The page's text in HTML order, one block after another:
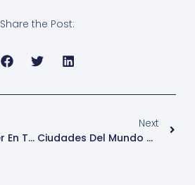
Share the Post:
Que Debes Hacer En Tokio, La Ciudad Más Segura Del Mundo
Next
Ciudades Del Mundo Mérida México